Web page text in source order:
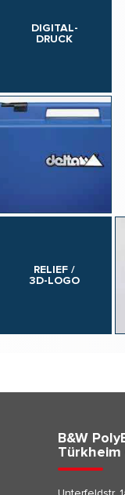
DIGITAL-
DRUCK
RELIEF /
3D-LOGO
B&W
Türkheim